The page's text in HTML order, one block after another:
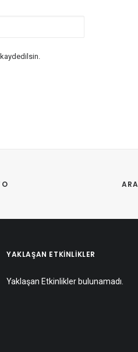
kaydedilsin.
YAKLAŞAN ETKINLIKLER
Yaklaşan Etkinlikler bulunamadı.